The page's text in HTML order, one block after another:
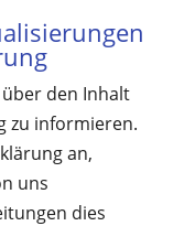
den Inhalt
zu informieren.
an,
uns
dies